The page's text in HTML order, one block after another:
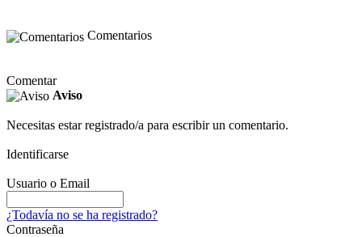
Comentarios
Comentar
Aviso
Necesitas estar registrado/a para escribir un comentario.
Identificarse
Usuario o Email
¿Todavía no se ha registrado?
Contraseña